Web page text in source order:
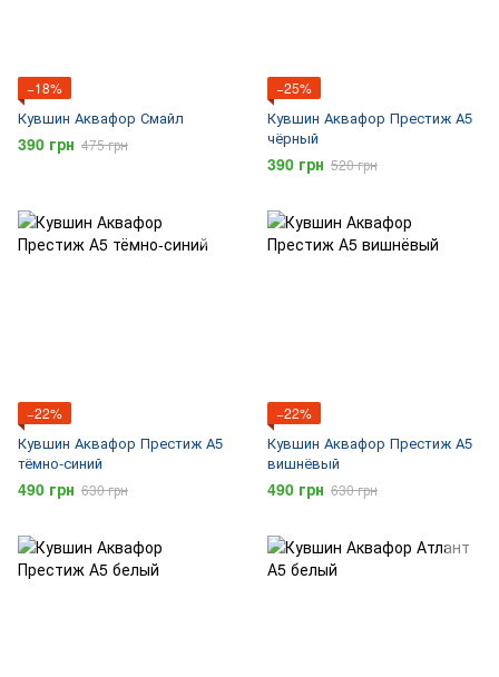
−18%
Кувшин Аквафор Смайл
390 грн 475 грн
−25%
Кувшин Аквафор Престиж А5
чёрный
390 грн 520 грн
−22%
Кувшин Аквафор Престиж А5
тёмно-синий
490 грн 630 грн
−22%
Кувшин Аквафор Престиж А5
вишнёвый
490 грн 630 грн